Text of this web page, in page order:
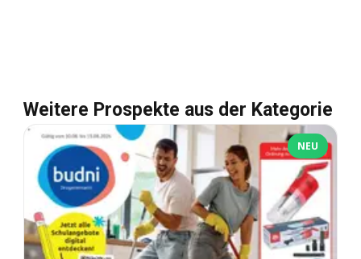
Weitere Prospekte aus der Kategorie
NEU